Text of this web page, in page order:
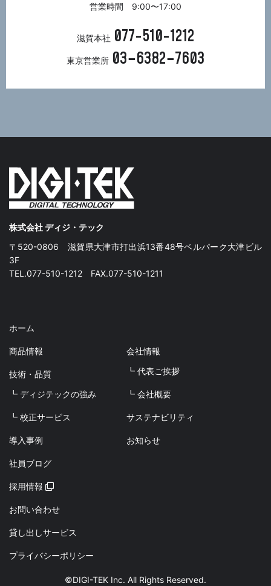
営業時間 9:00〜17:00
滋賀本社 077-510-1212
東京営業所 03−6382−7603
株式会社 ディジ・テック
〒520-0806 滋賀県大津市打出浜13番48号ベルパーク大津ビル
3F
TEL.077-510-1212 FAX.077-510-1211
ホーム
商品情報
技術・品質
┗ ディジテックの強み
┗ 校正サービス
導入事例
会社情報
┗ 代表ご挨拶
┗ 会社概要
サステナビリティ
お知らせ
社員ブログ
採用情報
お問い合わせ
貸し出しサービス
プライバシーポリシー
©DIGI-TEK Inc. All Rights Reserved.